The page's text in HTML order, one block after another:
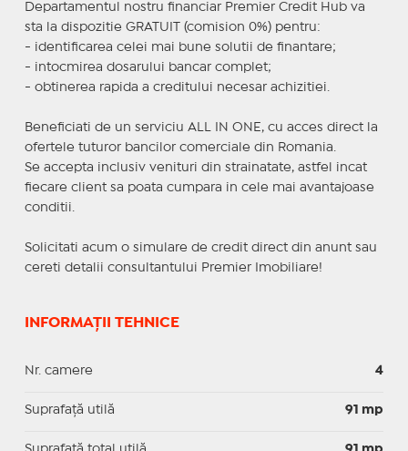
Departamentul nostru financiar Premier Credit Hub va
sta la dispozitie GRATUIT (comision 0%) pentru:
- identificarea celei mai bune solutii de finantare;
- intocmirea dosarului bancar complet;
- obtinerea rapida a creditului necesar achizitiei.
Beneficiati de un serviciu ALL IN ONE, cu acces direct la
ofertele tuturor bancilor comerciale din Romania.
Se accepta inclusiv venituri din strainatate, astfel incat
fiecare client sa poata cumpara in cele mai avantajoase
conditii.
Solicitati acum o simulare de credit direct din anunt sau
cereti detalii consultantului Premier Imobiliare!
INFORMAȚII TEHNICE
Nr. camere 4
Suprafaţă utilă 91 mp